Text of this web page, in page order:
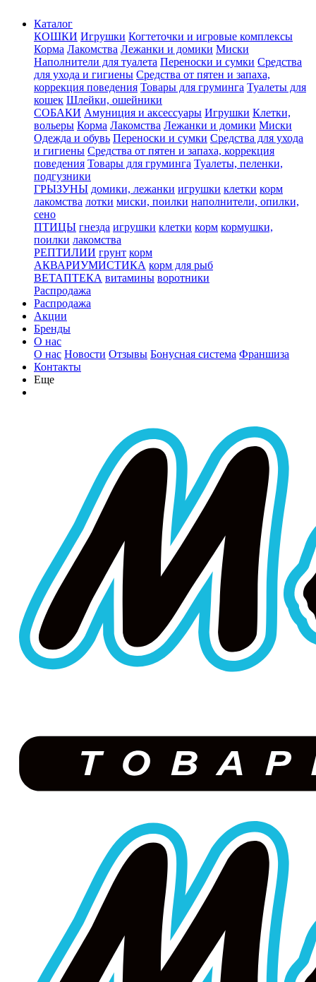
Каталог
КОШКИ Игрушки Когтеточки и игровые комплексы
Корма Лакомства Лежанки и домики Миски
Наполнители для туалета Переноски и сумки Средства
для ухода и гигиены Средства от пятен и запаха,
коррекция поведения Товары для груминга Туалеты для
кошек Шлейки, ошейники
СОБАКИ Амуниция и аксессуары Игрушки Клетки,
вольеры Корма Лакомства Лежанки и домики Миски
Одежда и обувь Переноски и сумки Средства для ухода
и гигиены Средства от пятен и запаха, коррекция
поведения Товары для груминга Туалеты, пеленки,
подгузники
ГРЫЗУНЫ домики, лежанки игрушки клетки корм
лакомства лотки миски, поилки наполнители, опилки,
сено
ПТИЦЫ гнезда игрушки клетки корм кормушки,
поилки лакомства
РЕПТИЛИИ грунт корм
АКВАРИУМИСТИКА корм для рыб
ВЕТАПТЕКА витамины воротники
Распродажа
Распродажа
Акции
Бренды
О нас
О нас Новости Отзывы Бонусная система Франшиза
Контакты
Еще